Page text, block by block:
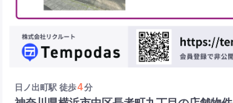
日ノ出町駅 徒歩4分